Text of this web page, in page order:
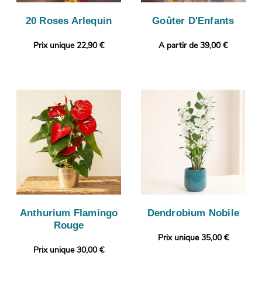
20 Roses Arlequin
Prix unique 22,90 €
Goûter D'Enfants
A partir de 39,00 €
Anthurium Flamingo
Rouge
Prix unique 30,00 €
Dendrobium Nobile
Prix unique 35,00 €